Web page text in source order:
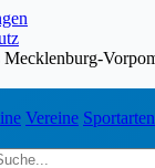
Vereine Sportarten